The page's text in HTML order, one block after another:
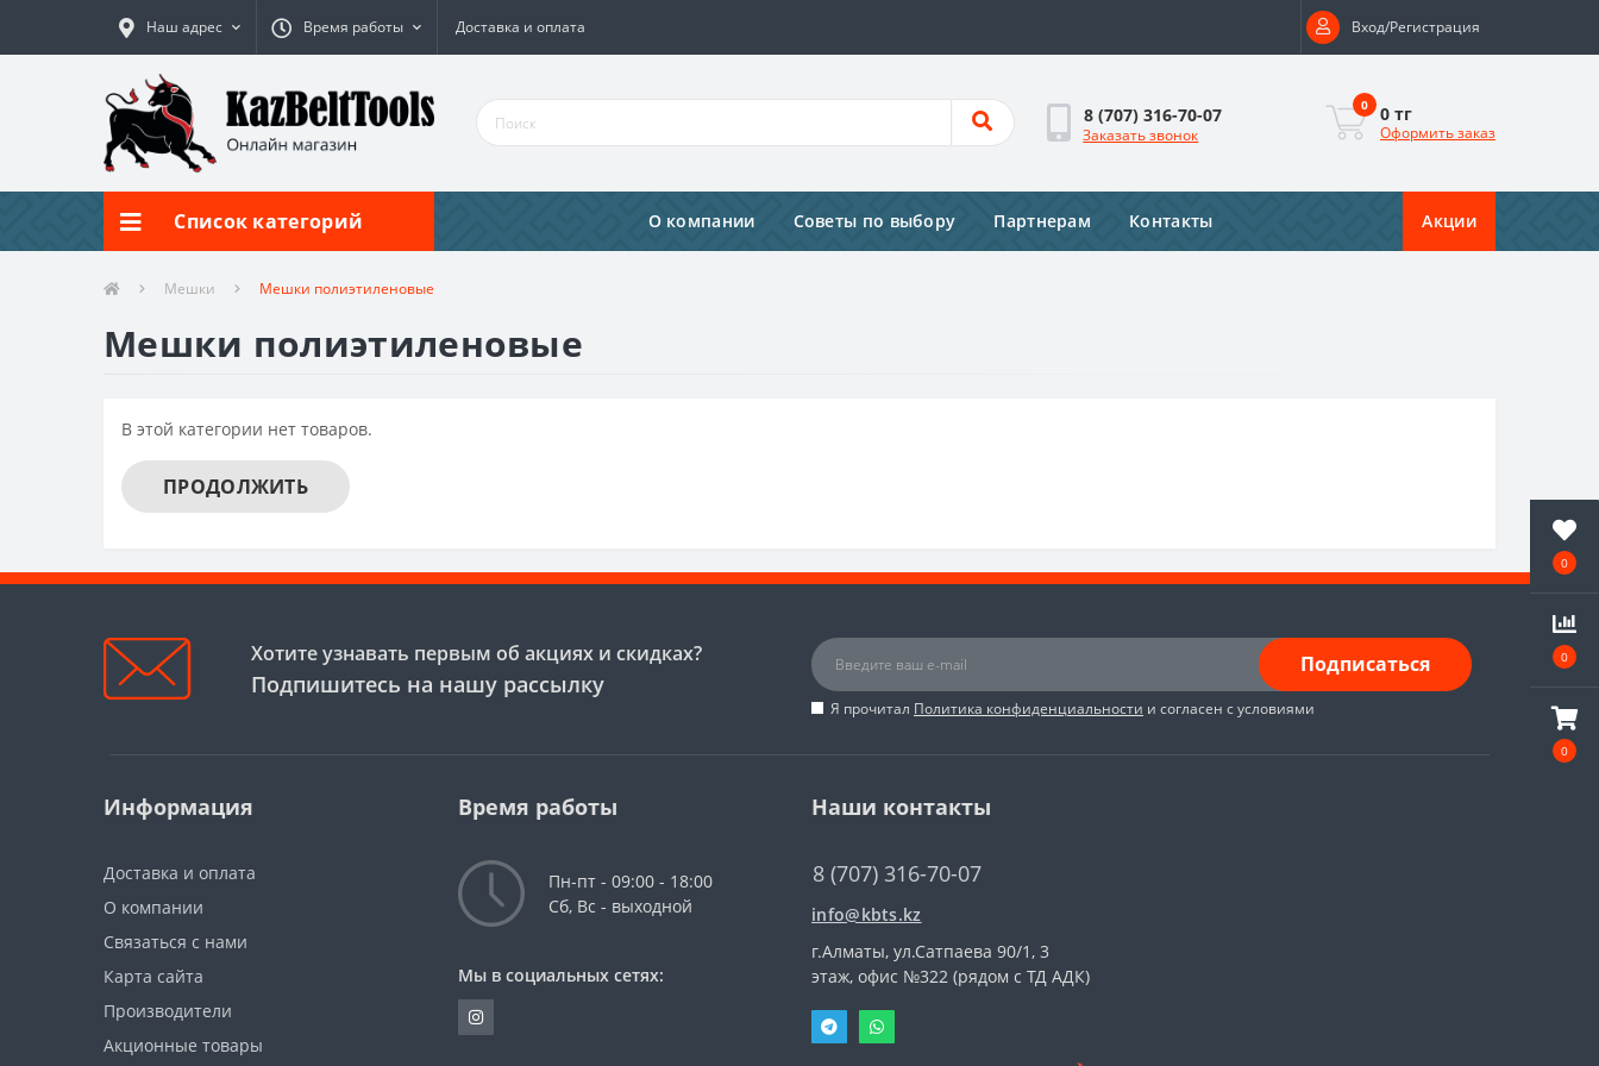
0
0
0
Наш адрес Время работы Доставка и оплата Вход/Регистрация
8 (707) 316-70-07
Заказать звонок
0 0 тг
Оформить заказ
Список категорий О компании Советы по выбору Партнерам Контакты Акции
Мешки Мешки полиэтиленовые
Мешки полиэтиленовые
В этой категории нет товаров.
ПРОДОЛЖИТЬ
Хотите узнавать первым об акциях и скидках?
Подпишитесь на нашу рассылку
Подписаться
Я прочитал Политика конфиденциальности и согласен с условиями
Информация
Доставка и оплата
О компании
Связаться с нами
Карта сайта
Производители
Акционные товары
Время работы
Пн-пт - 09:00 - 18:00
Сб, Вс - выходной
Мы в социальных сетях:
Наши контакты
8 (707) 316-70-07
info@kbts.kz
г.Алматы, ул.Сатпаева 90/1, 3
этаж, офис №322 (рядом с ТД АДК)